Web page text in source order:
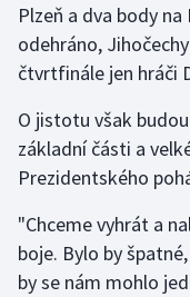
Plzeň a dva body
odehráno,
čtvrtfinále jen hráči
O jistotu však
základní části a
Prezidentského
"Chceme vyhrát a
boje. Bylo by
by se nám mohlo